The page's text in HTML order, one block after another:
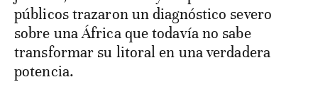
públicos trazaron un diagnóstico severo
sobre una África que todavía no sabe
transformar su litoral en una verdadera
potencia.